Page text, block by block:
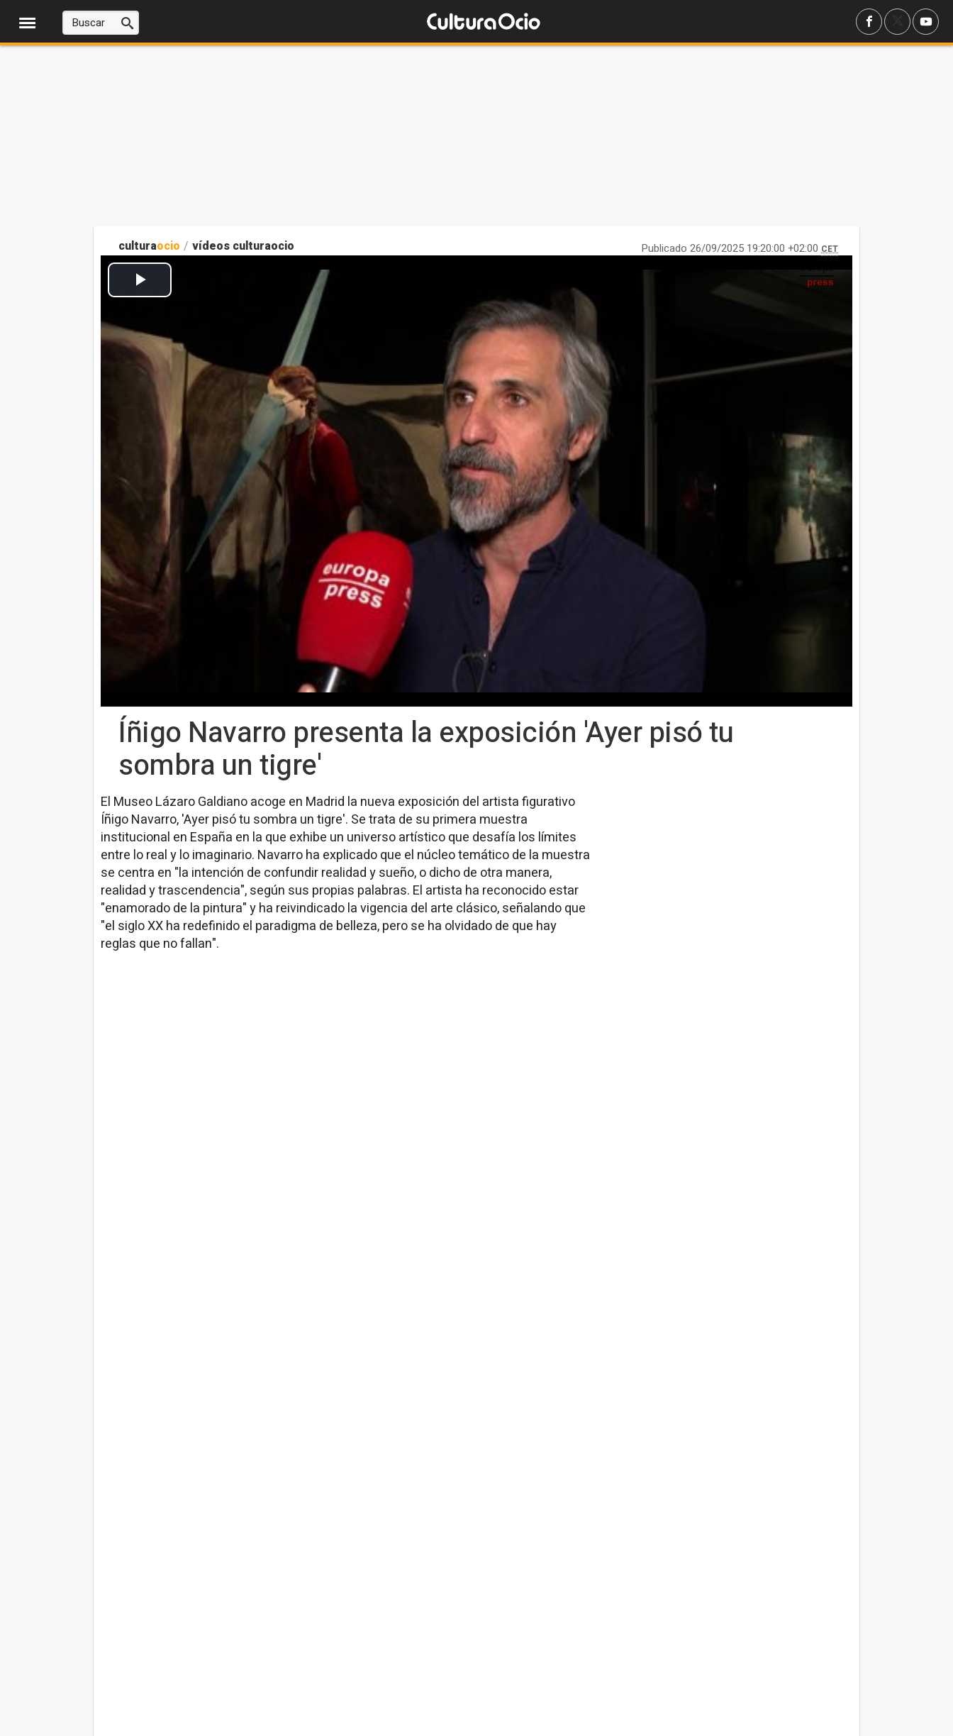
culturaocio / vídeos culturaocio Publicado 26/09/2025 19:20:00 +02:00 CET
Íñigo Navarro presenta la exposición 'Ayer pisó tu
sombra un tigre'
El Museo Lázaro Galdiano acoge en Madrid la nueva exposición del artista figurativo
Íñigo Navarro, 'Ayer pisó tu sombra un tigre'. Se trata de su primera muestra
institucional en España en la que exhibe un universo artístico que desafía los límites
entre lo real y lo imaginario. Navarro ha explicado que el núcleo temático de la muestra
se centra en "la intención de confundir realidad y sueño, o dicho de otra manera,
realidad y trascendencia", según sus propias palabras. El artista ha reconocido estar
"enamorado de la pintura" y ha reivindicado la vigencia del arte clásico, señalando que
"el siglo XX ha redefinido el paradigma de belleza, pero se ha olvidado de que hay
reglas que no fallan".